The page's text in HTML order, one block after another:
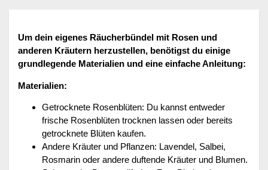
Um dein eigenes Räucherbündel mit Rosen und
anderen Kräutern herzustellen, benötigst du einige
grundlegende Materialien und eine einfache Anleitung:
Materialien:
Getrocknete Rosenblüten: Du kannst entweder
frische Rosenblüten trocknen lassen oder bereits
getrocknete Blüten kaufen.
Andere Kräuter und Pflanzen: Lavendel, Salbei,
Rosmarin oder andere duftende Kräuter und Blumen.